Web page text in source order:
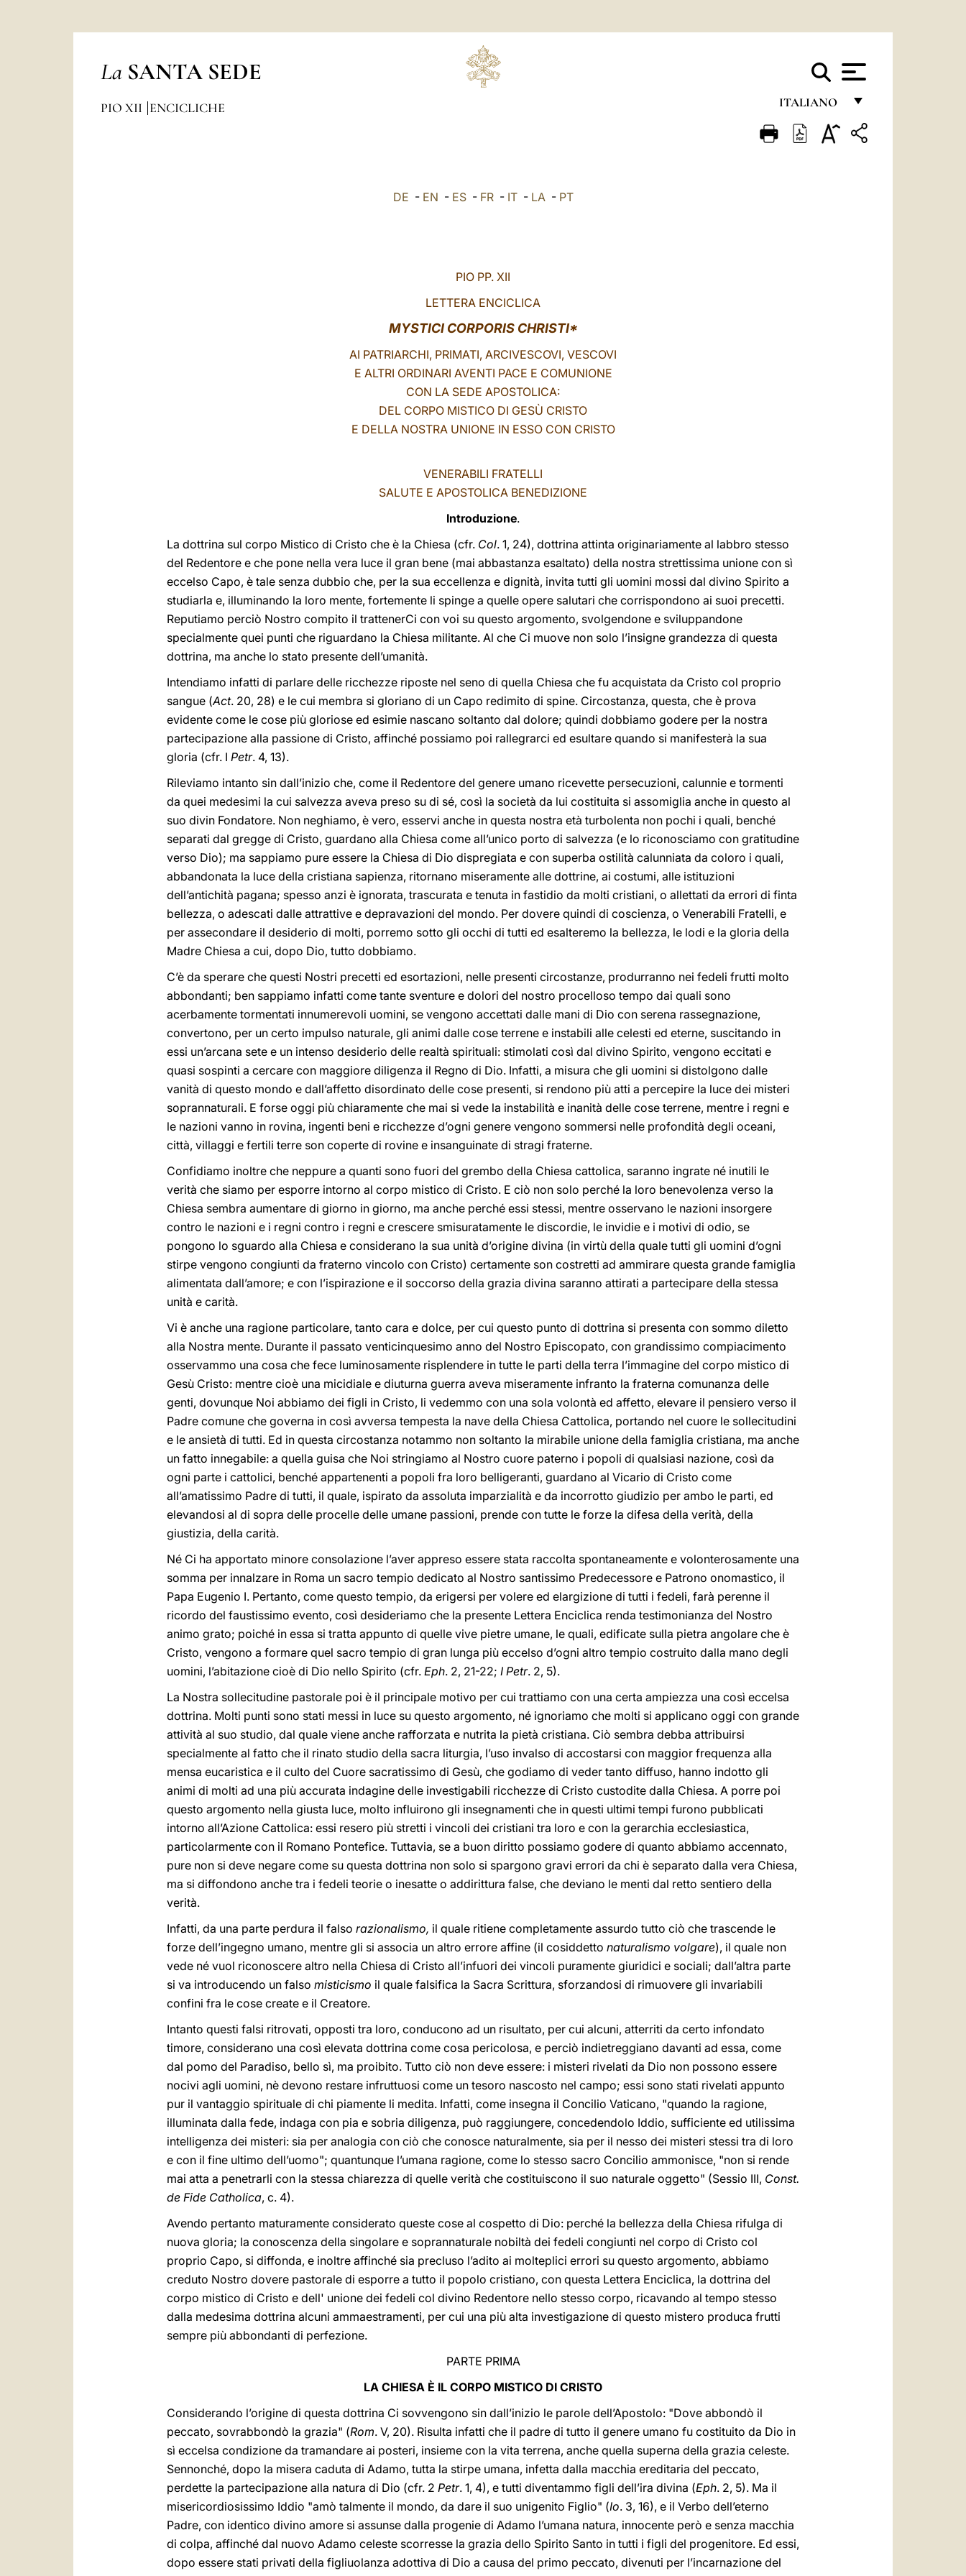
La SANTA SEDE
ITALIANO
FRANÇAIS
PIO XII ENCICLICHE
DE - EN - ES- FR- IT- LA- PT
PIO PP. XII
LETTERA ENCICLICA
MYSTICI CORPORIS CHRISTI*
AI PATRIARCHI, PRIMATI, ARCIVESCOVI, VESCOVI
E ALTRI ORDINARI AVENTI PACE E COMUNIONE
CON LA SEDE APOSTOLICA:
DEL CORPO MISTICO DI GESÙ CRISTO
E DELLA NOSTRA UNIONE IN ESSO CON CRISTO
VENERABILI FRATELLI
SALUTE E APOSTOLICA BENEDIZIONE
Introduzione.
La dottrina sul corpo Mistico di Cristo che è la Chiesa (cfr. Col. 1, 24), dottrina attinta originariamente al labbro stesso
del Redentore e che pone nella vera luce il gran bene (mai abbastanza esaltato) della nostra strettissima unione con sì
eccelso Capo, è tale senza dubbio che, per la sua eccellenza e dignità, invita tutti gli uomini mossi dal divino Spirito a
studiarla e, illuminando la loro mente, fortemente li spinge a quelle opere salutari che corrispondono ai suoi precetti.
Reputiamo perciò Nostro compito il trattenerCi con voi su questo argomento, svolgendone e sviluppandone
specialmente quei punti che riguardano la Chiesa militante. Al che Ci muove non solo l’insigne grandezza di questa
dottrina, ma anche lo stato presente dell’umanità.
Intendiamo infatti di parlare delle ricchezze riposte nel seno di quella Chiesa che fu acquistata da Cristo col proprio
sangue (Act. 20, 28) e le cui membra si gloriano di un Capo redimito di spine. Circostanza, questa, che è prova
evidente come le cose più gloriose ed esimie nascano soltanto dal dolore; quindi dobbiamo godere per la nostra
partecipazione alla passione di Cristo, affinché possiamo poi rallegrarci ed esultare quando si manifesterà la sua
gloria (cfr. I Petr. 4, 13).
Rileviamo intanto sin dall’inizio che, come il Redentore del genere umano ricevette persecuzioni, calunnie e tormenti
da quei medesimi la cui salvezza aveva preso su di sé, così la società da lui costituita si assomiglia anche in questo al
suo divin Fondatore. Non neghiamo, è vero, esservi anche in questa nostra età turbolenta non pochi i quali, benché
separati dal gregge di Cristo, guardano alla Chiesa come all’unico porto di salvezza (e lo riconosciamo con gratitudine
verso Dio); ma sappiamo pure essere la Chiesa di Dio dispregiata e con superba ostilità calunniata da coloro i quali,
abbandonata la luce della cristiana sapienza, ritornano miseramente alle dottrine, ai costumi, alle istituzioni
dell’antichità pagana; spesso anzi è ignorata, trascurata e tenuta in fastidio da molti cristiani, o allettati da errori di finta
bellezza, o adescati dalle attrattive e depravazioni del mondo. Per dovere quindi di coscienza, o Venerabili Fratelli, e
per assecondare il desiderio di molti, porremo sotto gli occhi di tutti ed esalteremo la bellezza, le lodi e la gloria della
Madre Chiesa a cui, dopo Dio, tutto dobbiamo.
C’è da sperare che questi Nostri precetti ed esortazioni, nelle presenti circostanze, produrranno nei fedeli frutti molto
abbondanti; ben sappiamo infatti come tante sventure e dolori del nostro procelloso tempo dai quali sono
acerbamente tormentati innumerevoli uomini, se vengono accettati dalle mani di Dio con serena rassegnazione,
convertono, per un certo impulso naturale, gli animi dalle cose terrene e instabili alle celesti ed eterne, suscitando in
essi un’arcana sete e un intenso desiderio delle realtà spirituali: stimolati così dal divino Spirito, vengono eccitati e
quasi sospinti a cercare con maggiore diligenza il Regno di Dio. Infatti, a misura che gli uomini si distolgono dalle
vanità di questo mondo e dall’affetto disordinato delle cose presenti, si rendono più atti a percepire la luce dei misteri
soprannaturali. E forse oggi più chiaramente che mai si vede la instabilità e inanità delle cose terrene, mentre i regni e
le nazioni vanno in rovina, ingenti beni e ricchezze d’ogni genere vengono sommersi nelle profondità degli oceani,
città, villaggi e fertili terre son coperte di rovine e insanguinate di stragi fraterne.
Confidiamo inoltre che neppure a quanti sono fuori del grembo della Chiesa cattolica, saranno ingrate né inutili le
verità che siamo per esporre intorno al corpo mistico di Cristo. E ciò non solo perché la loro benevolenza verso la
Chiesa sembra aumentare di giorno in giorno, ma anche perché essi stessi, mentre osservano le nazioni insorgere
contro le nazioni e i regni contro i regni e crescere smisuratamente le discordie, le invidie e i motivi di odio, se
pongono lo sguardo alla Chiesa e considerano la sua unità d’origine divina (in virtù della quale tutti gli uomini d’ogni
stirpe vengono congiunti da fraterno vincolo con Cristo) certamente son costretti ad ammirare questa grande famiglia
alimentata dall’amore; e con l’ispirazione e il soccorso della grazia divina saranno attirati a partecipare della stessa
unità e carità.
Vi è anche una ragione particolare, tanto cara e dolce, per cui questo punto di dottrina si presenta con sommo diletto
alla Nostra mente. Durante il passato venticinquesimo anno del Nostro Episcopato, con grandissimo compiacimento
osservammo una cosa che fece luminosamente risplendere in tutte le parti della terra l’immagine del corpo mistico di
Gesù Cristo: mentre cioè una micidiale e diuturna guerra aveva miseramente infranto la fraterna comunanza delle
genti, dovunque Noi abbiamo dei figli in Cristo, li vedemmo con una sola volontà ed affetto, elevare il pensiero verso il
Padre comune che governa in così avversa tempesta la nave della Chiesa Cattolica, portando nel cuore le sollecitudini
e le ansietà di tutti. Ed in questa circostanza notammo non soltanto la mirabile unione della famiglia cristiana, ma anche
un fatto innegabile: a quella guisa che Noi stringiamo al Nostro cuore paterno i popoli di qualsiasi nazione, così da
ogni parte i cattolici, benché appartenenti a popoli fra loro belligeranti, guardano al Vicario di Cristo come
all’amatissimo Padre di tutti, il quale, ispirato da assoluta imparzialità e da incorrotto giudizio per ambo le parti, ed
elevandosi al di sopra delle procelle delle umane passioni, prende con tutte le forze la difesa della verità, della
giustizia, della carità.
Né Ci ha apportato minore consolazione l’aver appreso essere stata raccolta spontaneamente e volonterosamente una
somma per innalzare in Roma un sacro tempio dedicato al Nostro santissimo Predecessore e Patrono onomastico, il
Papa Eugenio I. Pertanto, come questo tempio, da erigersi per volere ed elargizione di tutti i fedeli, farà perenne il
ricordo del faustissimo evento, così desideriamo che la presente Lettera Enciclica renda testimonianza del Nostro
animo grato; poiché in essa si tratta appunto di quelle vive pietre umane, le quali, edificate sulla pietra angolare che è
Cristo, vengono a formare quel sacro tempio di gran lunga più eccelso d’ogni altro tempio costruito dalla mano degli
uomini, l’abitazione cioè di Dio nello Spirito (cfr. Eph. 2, 21-22; I Petr. 2, 5).
La Nostra sollecitudine pastorale poi è il principale motivo per cui trattiamo con una certa ampiezza una così eccelsa
dottrina. Molti punti sono stati messi in luce su questo argomento, né ignoriamo che molti si applicano oggi con grande
attività al suo studio, dal quale viene anche rafforzata e nutrita la pietà cristiana. Ciò sembra debba attribuirsi
specialmente al fatto che il rinato studio della sacra liturgia, l’uso invalso di accostarsi con maggior frequenza alla
mensa eucaristica e il culto del Cuore sacratissimo di Gesù, che godiamo di veder tanto diffuso, hanno indotto gli
animi di molti ad una più accurata indagine delle investigabili ricchezze di Cristo custodite dalla Chiesa. A porre poi
questo argomento nella giusta luce, molto influirono gli insegnamenti che in questi ultimi tempi furono pubblicati
intorno all’Azione Cattolica: essi resero più stretti i vincoli dei cristiani tra loro e con la gerarchia ecclesiastica,
particolarmente con il Romano Pontefice. Tuttavia, se a buon diritto possiamo godere di quanto abbiamo accennato,
pure non si deve negare come su questa dottrina non solo si spargono gravi errori da chi è separato dalla vera Chiesa,
ma si diffondono anche tra i fedeli teorie o inesatte o addirittura false, che deviano le menti dal retto sentiero della
verità.
Infatti, da una parte perdura il falso razionalismo, il quale ritiene completamente assurdo tutto ciò che trascende le
forze dell’ingegno umano, mentre gli si associa un altro errore affine (il cosiddetto naturalismo volgare), il quale non
vede né vuol riconoscere altro nella Chiesa di Cristo all’infuori dei vincoli puramente giuridici e sociali; dall’altra parte
si va introducendo un falso misticismo il quale falsifica la Sacra Scrittura, sforzandosi di rimuovere gli invariabili
confini fra le cose create e il Creatore.
Intanto questi falsi ritrovati, opposti tra loro, conducono ad un risultato, per cui alcuni, atterriti da certo infondato
timore, considerano una così elevata dottrina come cosa pericolosa, e perciò indietreggiano davanti ad essa, come
dal pomo del Paradiso, bello sì, ma proibito. Tutto ciò non deve essere: i misteri rivelati da Dio non possono essere
nocivi agli uomini, nè devono restare infruttuosi come un tesoro nascosto nel campo; essi sono stati rivelati appunto
pur il vantaggio spirituale di chi piamente li medita. Infatti, come insegna il Concilio Vaticano, "quando la ragione,
illuminata dalla fede, indaga con pia e sobria diligenza, può raggiungere, concedendolo Iddio, sufficiente ed utilissima
intelligenza dei misteri: sia per analogia con ciò che conosce naturalmente, sia per il nesso dei misteri stessi tra di loro
e con il fine ultimo dell’uomo"; quantunque l’umana ragione, come lo stesso sacro Concilio ammonisce, "non si rende
mai atta a penetrarli con la stessa chiarezza di quelle verità che costituiscono il suo naturale oggetto" (Sessio III, Const.
de Fide Catholica, c. 4).
Avendo pertanto maturamente considerato queste cose al cospetto di Dio: perché la bellezza della Chiesa rifulga di
nuova gloria; la conoscenza della singolare e soprannaturale nobiltà dei fedeli congiunti nel corpo di Cristo col
proprio Capo, si diffonda, e inoltre affinché sia precluso l’adito ai molteplici errori su questo argomento, abbiamo
creduto Nostro dovere pastorale di esporre a tutto il popolo cristiano, con questa Lettera Enciclica, la dottrina del
corpo mistico di Cristo e dell' unione dei fedeli col divino Redentore nello stesso corpo, ricavando al tempo stesso
dalla medesima dottrina alcuni ammaestramenti, per cui una più alta investigazione di questo mistero produca frutti
sempre più abbondanti di perfezione.
PARTE PRIMA
LA CHIESA È IL CORPO MISTICO DI CRISTO
Considerando l’origine di questa dottrina Ci sovvengono sin dall’inizio le parole dell’Apostolo: "Dove abbondò il
peccato, sovrabbondò la grazia" (Rom. V, 20). Risulta infatti che il padre di tutto il genere umano fu costituito da Dio in
sì eccelsa condizione da tramandare ai posteri, insieme con la vita terrena, anche quella superna della grazia celeste.
Sennonché, dopo la misera caduta di Adamo, tutta la stirpe umana, infetta dalla macchia ereditaria del peccato,
perdette la partecipazione alla natura di Dio (cfr. 2 Petr. 1, 4), e tutti diventammo figli dell’ira divina (Eph. 2, 5). Ma il
misericordiosissimo Iddio "amò talmente il mondo, da dare il suo unigenito Figlio" (Io. 3, 16), e il Verbo dell’eterno
Padre, con identico divino amore si assunse dalla progenie di Adamo l’umana natura, innocente però e senza macchia
di colpa, affinché dal nuovo Adamo celeste scorresse la grazia dello Spirito Santo in tutti i figli del progenitore. Ed essi,
dopo essere stati privati della figliuolanza adottiva di Dio a causa del primo peccato, divenuti per l’incarnazione del